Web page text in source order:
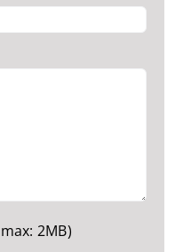
2MB)